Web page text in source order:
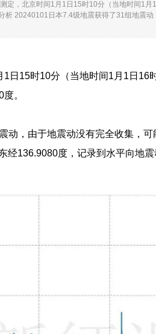
定，北京时间1月1日15时10分（当地时间1
20240101日本7.4级地震获得了31组地震
日15时10分（当地时间1月1日
。
动，由于地震动没有完全收集，
经136.9080度，记录到水平向地